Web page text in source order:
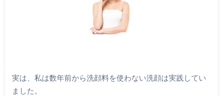
実は、私は数年前から洗顔料を使わない洗顔は実践してい
ました。